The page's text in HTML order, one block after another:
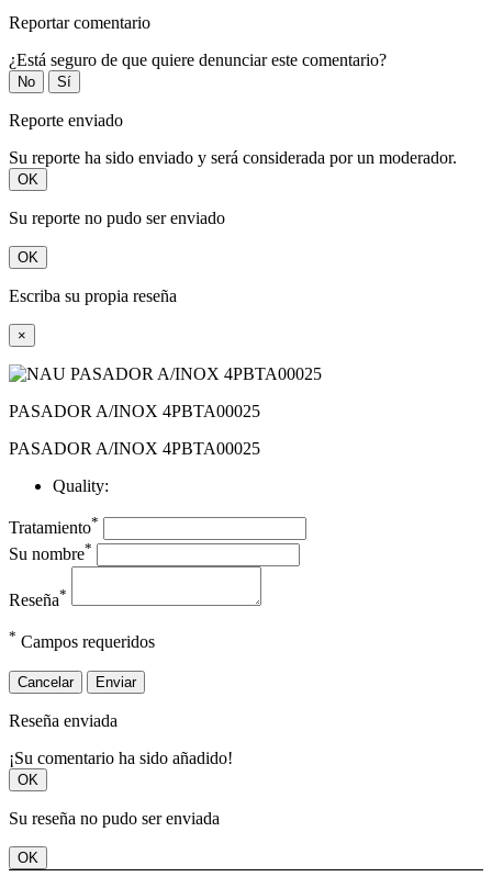
Reportar comentario
¿Está seguro de que quiere denunciar este comentario?
No Sí
Reporte enviado
Su reporte ha sido enviado y será considerada por un moderador.
OK
Su reporte no pudo ser enviado
OK
Escriba su propia reseña
×
PASADOR A/INOX 4PBTA00025
PASADOR A/INOX 4PBTA00025
Quality:
Tratamiento*
Su nombre*
Reseña*
* Campos requeridos
Cancelar Enviar
Reseña enviada
¡Su comentario ha sido añadido!
OK
Su reseña no pudo ser enviada
OK